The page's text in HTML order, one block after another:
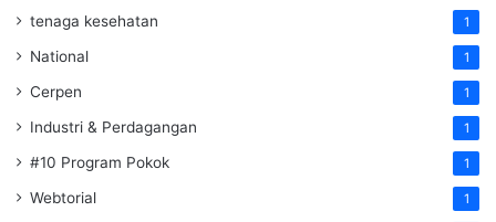
tenaga kesehatan 1
National 1
Cerpen 1
Industri & Perdagangan 1
#10 Program Pokok 1
Webtorial 1